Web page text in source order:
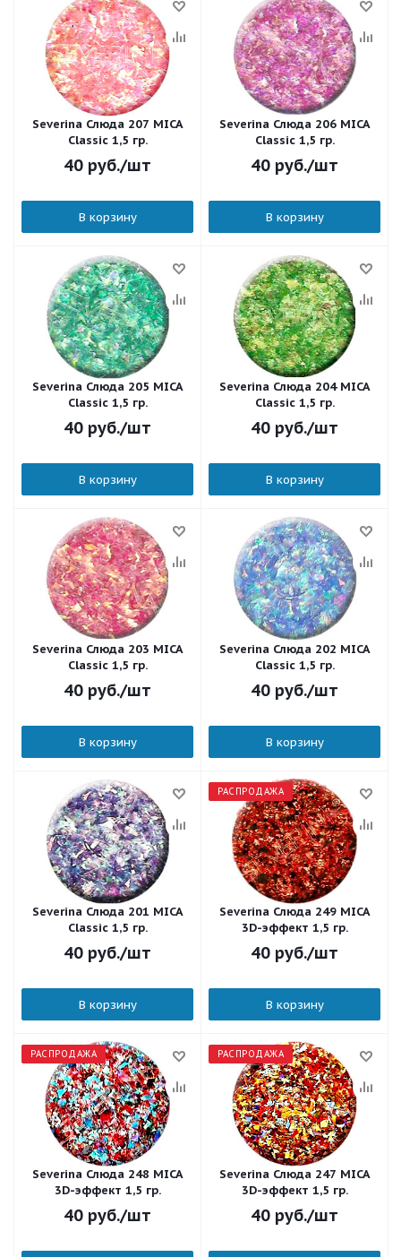
Severina Слюда 207 MICA
Classic 1,5 гр.
40 руб./шт
В корзину
Severina Слюда 206 MICA
Classic 1,5 гр.
40 руб./шт
В корзину
Severina Слюда 205 MICA
Classic 1,5 гр.
40 руб./шт
В корзину
Severina Слюда 204 MICA
Classic 1,5 гр.
40 руб./шт
В корзину
Severina Слюда 203 MICA
Classic 1,5 гр.
40 руб./шт
В корзину
Severina Слюда 202 MICA
Classic 1,5 гр.
40 руб./шт
В корзину
Severina Слюда 201 MICA
Classic 1,5 гр.
40 руб./шт
В корзину
РАСПРОДАЖА
Severina Слюда 249 MICA
3D-эффект 1,5 гр.
40 руб./шт
В корзину
РАСПРОДАЖА
Severina Слюда 248 MICA
3D-эффект 1,5 гр.
40 руб./шт
РАСПРОДАЖА
Severina Слюда 247 MICA
3D-эффект 1,5 гр.
40 руб./шт